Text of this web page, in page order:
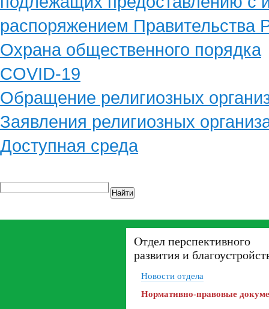
распоряжением
Охрана общественного порядка
COVID-19
Обращение религиозных
Заявления религиозных
Доступная среда
Найти
Отдел перспективного
развития и
Новости отдела
Нормативно-правовые